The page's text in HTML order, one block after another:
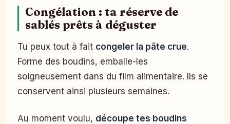
Congélation : ta réserve de
sablés prêts à déguster
Tu peux tout à fait congeler la pâte crue.
Forme des boudins, emballe-les
soigneusement dans du film alimentaire. Ils se
conservent ainsi plusieurs semaines.
Au moment voulu, découpe tes boudins